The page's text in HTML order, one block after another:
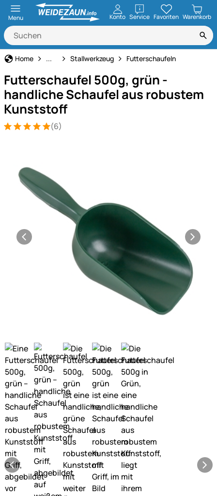
Menu Konto ServiceöffnenFavoriten Warenkorb
Home Haus und Hof
... Stallwerkzeug Futterschaufeln
Futterschaufel 500g, grün -
handliche Schaufel aus robustem
Kunststoff
Bewertung: 5 von 5 (6 Bewertungen)
6 Bewertungen
(6)